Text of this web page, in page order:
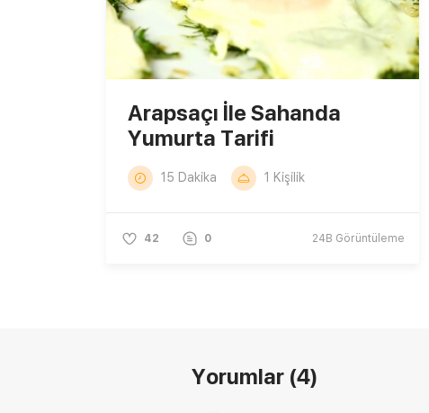
Arapsaçı İle Sahanda
Yumurta Tarifi
15 Dakika 1 Kişilik
42 0 24B Görüntüleme
Yorumlar (4)